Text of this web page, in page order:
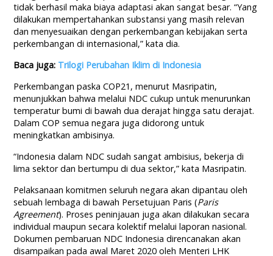
tidak berhasil maka biaya adaptasi akan sangat besar. “Yang
dilakukan mempertahankan substansi yang masih relevan
dan menyesuaikan dengan perkembangan kebijakan serta
perkembangan di internasional,” kata dia.
Baca juga: Trilogi Perubahan Iklim di Indonesia
Perkembangan paska COP21, menurut Masripatin,
menunjukkan bahwa melalui NDC cukup untuk menurunkan
temperatur bumi di bawah dua derajat hingga satu derajat.
Dalam COP semua negara juga didorong untuk
meningkatkan ambisinya.
“Indonesia dalam NDC sudah sangat ambisius, bekerja di
lima sektor dan bertumpu di dua sektor,” kata Masripatin.
Pelaksanaan komitmen seluruh negara akan dipantau oleh
sebuah lembaga di bawah Persetujuan Paris (Paris
Agreement). Proses peninjauan juga akan dilakukan secara
individual maupun secara kolektif melalui laporan nasional.
Dokumen pembaruan NDC Indonesia direncanakan akan
disampaikan pada awal Maret 2020 oleh Menteri LHK